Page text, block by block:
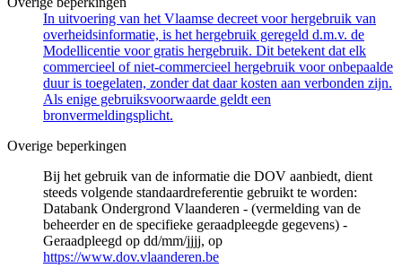
In uitvoering van het Vlaamse decreet voor hergebruik van
overheidsinformatie, is het hergebruik geregeld d.m.v. de
Modellicentie voor gratis hergebruik. Dit betekent dat elk
commercieel of niet-commercieel hergebruik voor onbepaalde
duur is toegelaten, zonder dat daar kosten aan verbonden zijn.
Als enige gebruiksvoorwaarde geldt een
bronvermeldingsplicht.
Overige beperkingen
Bij het gebruik van de informatie die DOV aanbiedt, dient
steeds volgende standaardreferentie gebruikt te worden:
Databank Ondergrond Vlaanderen - (vermelding van de
beheerder en de specifieke geraadpleegde gegevens) -
Geraadpleegd op dd/mm/jjjj, op
https://www.dov.vlaanderen.be